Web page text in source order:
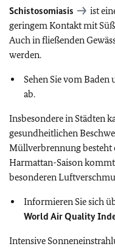
Schistosomiasis
ist
geringem Kontakt mit
Auch in fließenden
werden.
Sehen Sie vom
ab.
Insbesondere in Städten
gesundheitlichen
Müllverbrennung besteht
Harmattan-Saison kommt
besonderen
Informieren Sie sich
World Air Quality
Intensive